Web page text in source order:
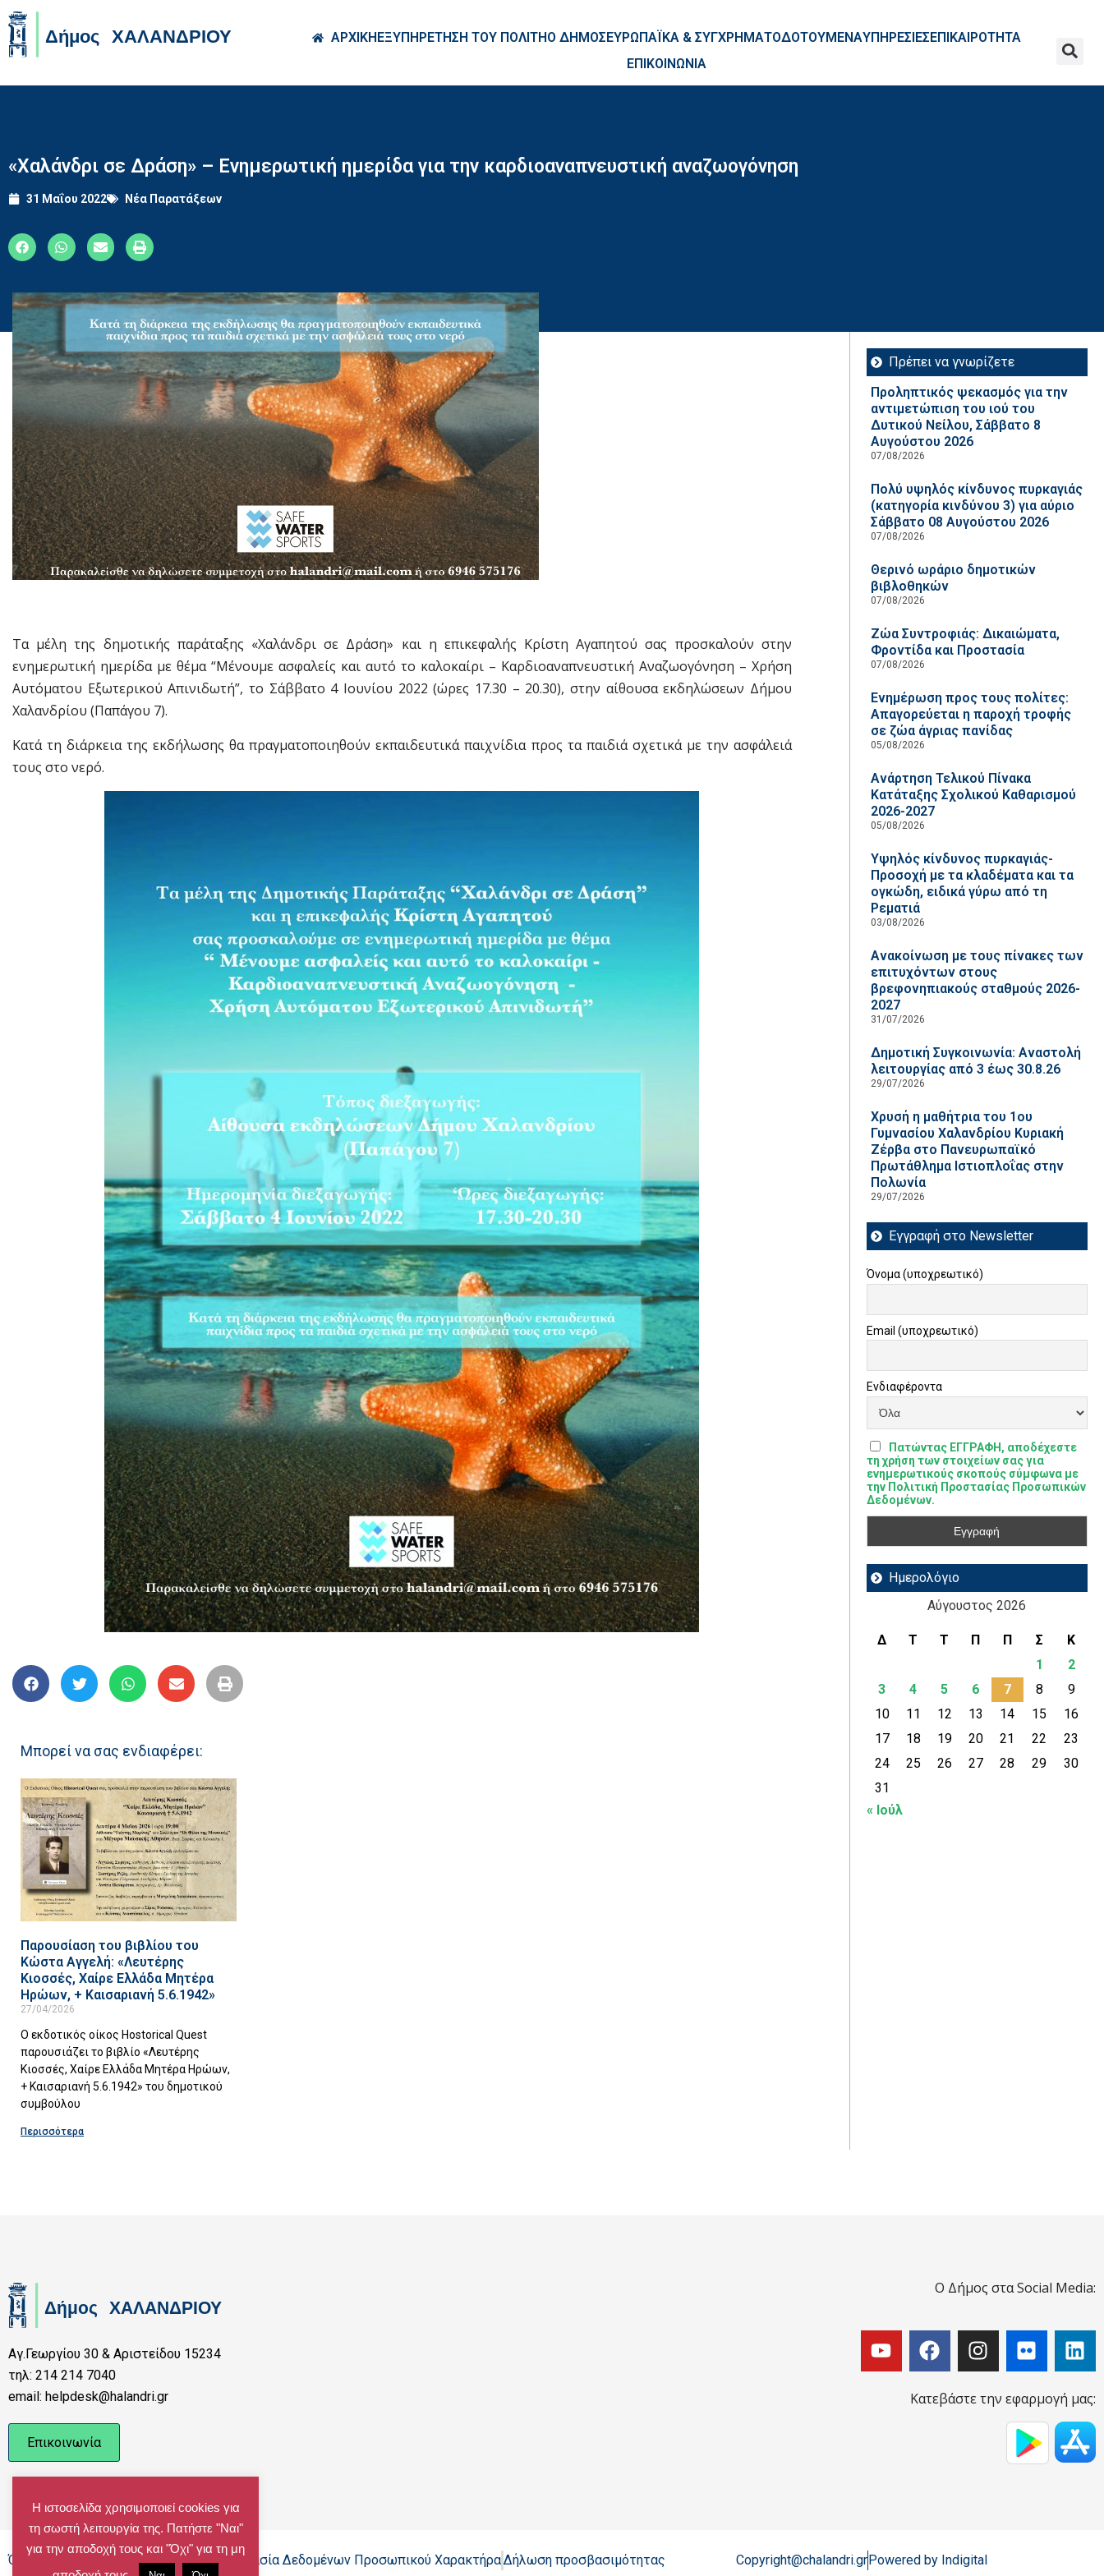
ΑΡΧΙΚΗΕΞΥΠΗΡΕΤΗΣΗ ΤΟΥ ΠΟΛΙΤΗΟ ΔΗΜΟΣΕΥΡΩΠΑΪΚΑ & ΣΥΓΧΡΗΜΑΤΟΔΟΤΟΥΜΕΝΑΥΠΗΡΕΣΙΕΣΕΠΙΚΑΙΡΟΤΗΤΑ
ΕΠΙΚΟΙΝΩΝΙΑ
«Χαλάνδρι σε Δράση» – Ενημερωτική ημερίδα για την καρδιοαναπνευστική αναζωογόνηση
31 Μαΐου 2022 Νέα Παρατάξεων
Τα μέλη της δημοτικής παράταξης «Χαλάνδρι σε Δράση» και η επικεφαλής Κρίστη Αγαπητού σας προσκαλούν στην
ενημερωτική ημερίδα με θέμα “Μένουμε ασφαλείς και αυτό το καλοκαίρι – Καρδιοαναπνευστική Αναζωογόνηση – Χρήση
Αυτόματου Εξωτερικού Απινιδωτή”, το Σάββατο 4 Ιουνίου 2022 (ώρες 17.30 – 20.30), στην αίθουσα εκδηλώσεων Δήμου
Χαλανδρίου (Παπάγου 7).
Κατά τη διάρκεια της εκδήλωσης θα πραγματοποιηθούν εκπαιδευτικά παιχνίδια προς τα παιδιά σχετικά με την ασφάλειά
τους στο νερό.
Μπορεί να σας ενδιαφέρει:
Παρουσίαση του βιβλίου του
Κώστα Αγγελή: «Λευτέρης
Κιοσσές, Χαίρε Ελλάδα Μητέρα
Ηρώων, + Καισαριανή 5.6.1942»
27/04/2026
Ο εκδοτικός οίκος Hostorical Quest
παρουσιάζει το βιβλίο «Λευτέρης
Κιοσσές, Χαίρε Ελλάδα Μητέρα Ηρώων,
+ Καισαριανή 5.6.1942» του δημοτικού
συμβούλου
Περισσότερα
Πρέπει να γνωρίζετε
Προληπτικός ψεκασμός για την
αντιμετώπιση του ιού του
Δυτικού Νείλου, Σάββατο 8
Αυγούστου 2026
07/08/2026
Πολύ υψηλός κίνδυνος πυρκαγιάς
(κατηγορία κινδύνου 3) για αύριο
Σάββατο 08 Αυγούστου 2026
07/08/2026
Θερινό ωράριο δημοτικών
βιβλοθηκών
07/08/2026
Ζώα Συντροφιάς: Δικαιώματα,
Φροντίδα και Προστασία
07/08/2026
Ενημέρωση προς τους πολίτες:
Απαγορεύεται η παροχή τροφής
σε ζώα άγριας πανίδας
05/08/2026
Ανάρτηση Τελικού Πίνακα
Κατάταξης Σχολικού Καθαρισμού
2026-2027
05/08/2026
Υψηλός κίνδυνος πυρκαγιάς-
Προσοχή με τα κλαδέματα και τα
ογκώδη, ειδικά γύρω από τη
Ρεματιά
03/08/2026
Ανακοίνωση με τους πίνακες των
επιτυχόντων στους
βρεφονηπιακούς σταθμούς 2026-
2027
31/07/2026
Δημοτική Συγκοινωνία: Αναστολή
λειτουργίας από 3 έως 30.8.26
29/07/2026
Χρυσή η μαθήτρια του 1ου
Γυμνασίου Χαλανδρίου Κυριακή
Ζέρβα στο Πανευρωπαϊκό
Πρωτάθλημα Ιστιοπλοΐας στην
Πολωνία
29/07/2026
Εγγραφή στο Newsletter
Όνομα (υποχρεωτικό)
Email (υποχρεωτικό)
Ενδιαφέροντα
Πατώντας ΕΓΓΡΑΦΗ, αποδέχεστε
τη χρήση των στοιχείων σας για
ενημερωτικούς σκοπούς σύμφωνα με
την Πολιτική Προστασίας Προσωπικών
Δεδομένων.
Ημερολόγιο
Αύγουστος 2026
Δ Τ Τ Π Π Σ
Κ
1
2
3
4 5 6 7 8
9
10
11 12 13 14 15
16
17
18 19 20 21 22
23
24
25 26 27 28 29
30
31
« Ιούλ
Αγ.Γεωργίου 30 & Αριστείδου 15234
τηλ: 214 214 7040
email: helpdesk@halandri.gr
Επικοινωνία
Ο Δήμος στα Social Media:
Κατεβάστε την εφαρμογή μας:
Όροι Χρήσης - Πολιτική Cookies - Προστασία Δεδομένων Προσωπικού ΧαρακτήραΔήλωση προσβασιμότητας Copyright@chalandri.grPowered by Indigital
Η ιστοσελίδα χρησιμοποιεί cookies για
τη σωστή λειτουργία της. Πατήστε "Ναι"
για την αποδοχή τους και "Όχι" για τη μη